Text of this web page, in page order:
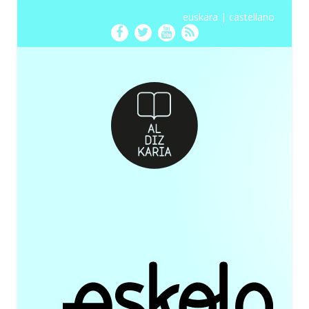
euskara | castellano
Facebook
TwitterYoutube
RSS